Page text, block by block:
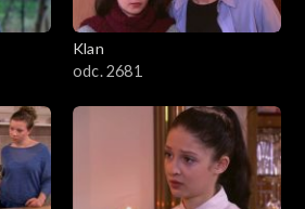
Klan
odc. 2681